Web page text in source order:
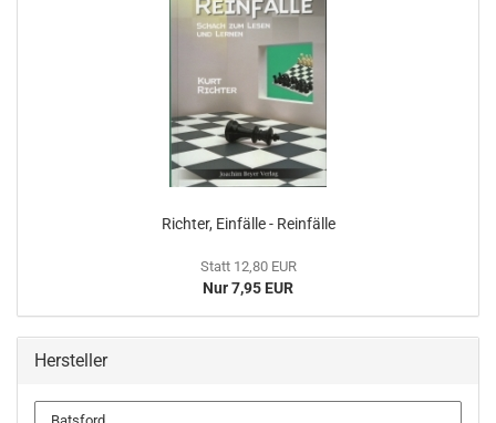
Richter, Einfälle - Reinfälle
Statt 12,80 EUR
Nur 7,95 EUR
Hersteller